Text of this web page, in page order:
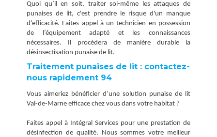
Quoi qu’il en soit, traiter soi-même les attaques de
punaises de lit, c'est prendre le risque d'un manque
d'efficacité. Faites appel à un technicien en possession
de l’équipement adapté et les connaissances
nécessaires. Il procédera de manière durable la
désinsectisation punaise de lit.
Traitement punaises de lit : contactez-
nous rapidement 94
Vous aimeriez bénéficier d’une solution punaise de lit
Val-de-Marne efficace chez vous dans votre habitat ?
Faites appel à Intégral Services pour une prestation de
désinfection de qualité. Nous sommes votre meilleur